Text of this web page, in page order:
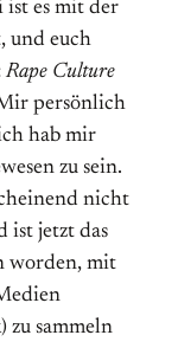
ist es mit der
und euch
Rape Culture
persönlich
hab mir
zu sein.
nicht
ist jetzt das
worden, mit
zu sammeln